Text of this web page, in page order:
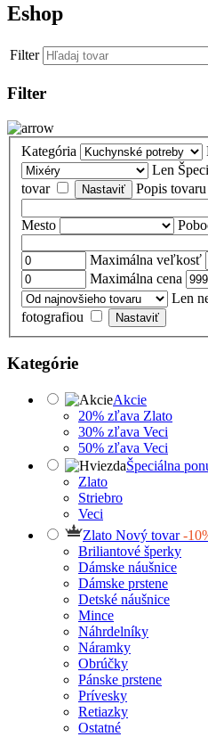
Eshop
Filter
Filter
Kategória
Len
tovar
Popis tovaru
Mesto
Maximálna veľkosť
Maximálna cena
Len
fotografiou
Kategórie
Akcie
20% zľava Zlato
30% zľava Veci
50% zľava Veci
Špeciálna
Zlato
Striebro
Veci
Zlato Nový tovar-
Briliantové šperky
Dámske náušnice
Dámske prstene
Detské náušnice
Mince
Náhrdelníky
Náramky
Obrúčky
Pánske prstene
Prívesky
Retiazky
Ostatné